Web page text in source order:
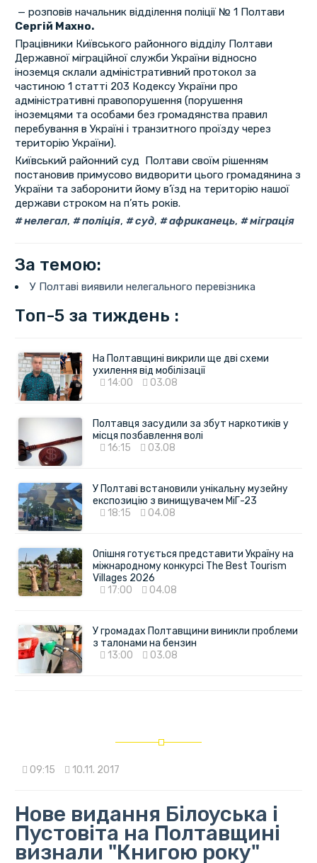
— розповів начальник відділення поліції № 1 Полтави
Сергій Махно.
Працівники Київського районного відділу Полтави
Державної міграційної служби України відносно
іноземця склали адміністративний протокол за
частиною 1 статті 203 Кодексу України про
адміністративні правопорушення (порушення
іноземцями та особами без громадянства правил
перебування в Україні і транзитного проїзду через
територію України).
Київський районний суд Полтави своїм рішенням
постановив примусово видворити цього громадянина з
України та заборонити йому в’їзд на територію нашої
держави строком на п’ять років.
нелегал, поліція, суд, африканець, міграція
За темою:
У Полтаві виявили нелегального перевізника
Топ-5 за тиждень :
На Полтавщині викрили ще дві схеми
ухилення від мобілізації
14:00
03.08
Полтавця засудили за збут наркотиків у
місця позбавлення волі
16:15
03.08
У Полтаві встановили унікальну музейну
експозицію з винищувачем МіГ-23
18:15
04.08
Опішня готується представити Україну на
міжнародному конкурсі The Best Tourism
Villages 2026
17:00
04.08
У громадах Полтавщини виникли проблеми
з талонами на бензин
13:00
03.08
09:15 10.11. 2017
Нове видання Білоуська і
Пустовіта на Полтавщині
визнали "Книгою року"